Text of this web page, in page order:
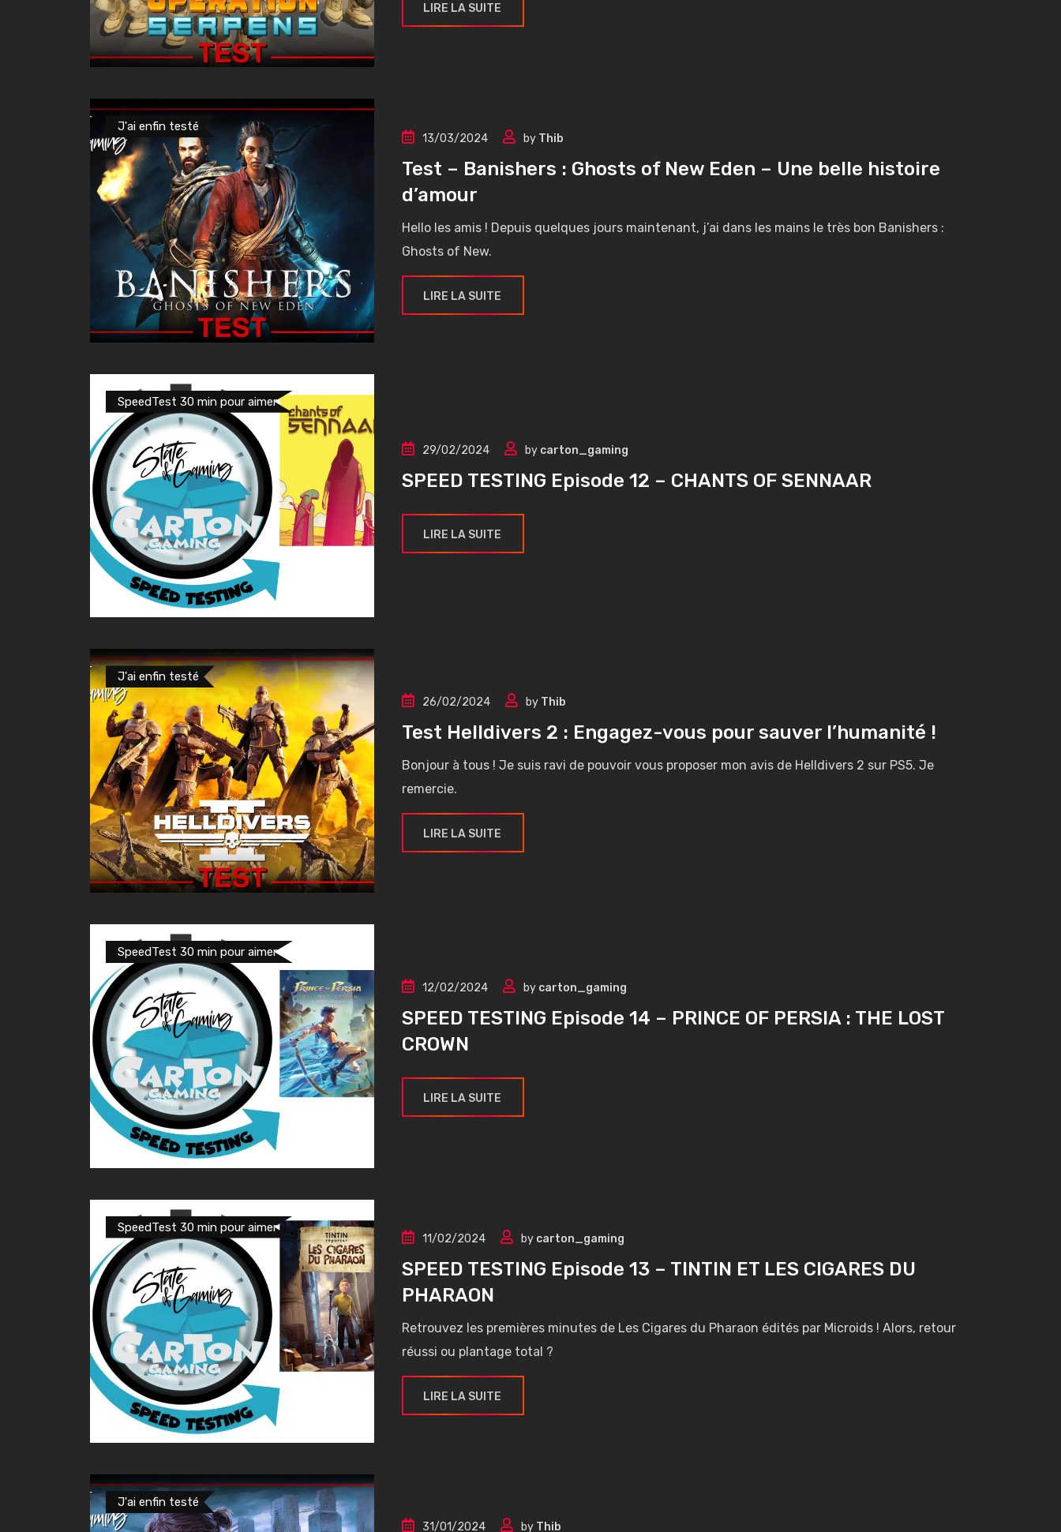
LIRE LA SUITE
J'ai enfin testé
13/03/2024 by Thib
Test – Banishers : Ghosts of New Eden – Une belle histoire
d’amour
Hello les amis ! Depuis quelques jours maintenant, j’ai dans les mains le très bon Banishers :
Ghosts of New.
LIRE LA SUITE
SpeedTest 30 min pour aimer
29/02/2024 by carton_gaming
SPEED TESTING Episode 12 – CHANTS OF SENNAAR
LIRE LA SUITE
J'ai enfin testé
26/02/2024 by Thib
Test Helldivers 2 : Engagez-vous pour sauver l’humanité !
Bonjour à tous ! Je suis ravi de pouvoir vous proposer mon avis de Helldivers 2 sur PS5. Je
remercie.
LIRE LA SUITE
SpeedTest 30 min pour aimer
12/02/2024 by carton_gaming
SPEED TESTING Episode 14 – PRINCE OF PERSIA : THE LOST
CROWN
LIRE LA SUITE
SpeedTest 30 min pour aimer
11/02/2024 by carton_gaming
SPEED TESTING Episode 13 – TINTIN ET LES CIGARES DU
PHARAON
Retrouvez les premières minutes de Les Cigares du Pharaon édités par Microids ! Alors, retour
réussi ou plantage total ?
LIRE LA SUITE
J'ai enfin testé
31/01/2024 by Thib